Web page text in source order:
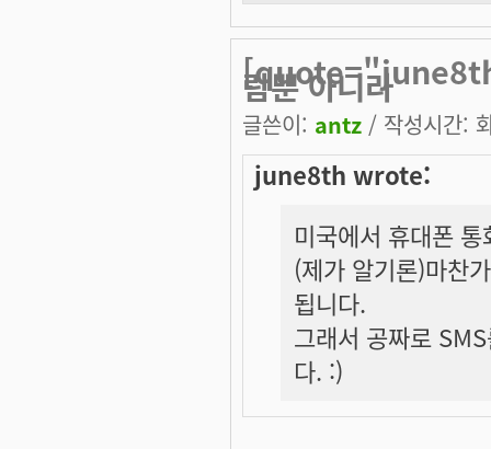
람뿐 아니라
글쓴이: antz / 작성시간:
june8th wrote:
미국에서 휴대폰
(제가 알기론)마찬
됩니다.
그래서 공짜로
다. :)